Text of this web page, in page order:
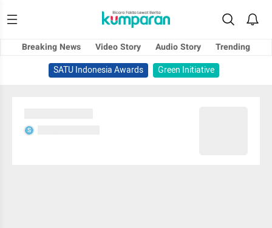
Breaking News Video Story Audio Story
Trending
SATU Indonesia Awards
Green Initiative
S